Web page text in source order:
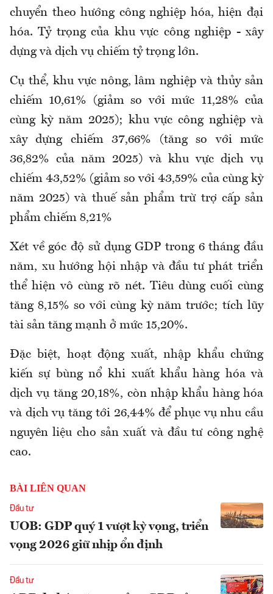
chuyển theo hướng công nghiệp hóa, hiện đại
hóa. Tỷ trọng của khu vực công nghiệp - xây
dựng và dịch vụ chiếm tỷ trọng lớn.
Cụ thể, khu vực nông, lâm nghiệp và thủy sản
chiếm 10,61% (giảm so với mức 11,28% của
cùng kỳ năm 2025); khu vực công nghiệp và
xây dựng chiếm 37,66% (tăng so với mức
36,82% của năm 2025) và khu vực dịch vụ
chiếm 43,52% (giảm so với 43,59% của cùng kỳ
năm 2025) và thuế sản phẩm trừ trợ cấp sản
phẩm chiếm 8,21%
Xét về góc độ sử dụng GDP trong 6 tháng đầu
năm, xu hướng hội nhập và đầu tư phát triển
thể hiện vô cùng rõ nét. Tiêu dùng cuối cùng
tăng 8,15% so với cùng kỳ năm trước; tích lũy
tài sản tăng mạnh ở mức 15,20%.
Đặc biệt, hoạt động xuất, nhập khẩu chứng
kiến sự bùng nổ khi xuất khẩu hàng hóa và
dịch vụ tăng 20,18%, còn nhập khẩu hàng hóa
và dịch vụ tăng tới 26,44% để phục vụ nhu cầu
nguyên liệu cho sản xuất và đầu tư công nghệ
cao.
BÀI LIÊN QUAN
Đầu tư
UOB: GDP quý 1 vượt kỳ vọng, triển
vọng 2026 giữ nhịp ổn định
Đầu tư